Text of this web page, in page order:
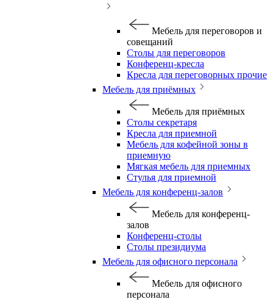
Мебель для переговоров и
совещаний
Столы для переговоров
Конференц-кресла
Кресла для переговорных прочие
Мебель для приёмных
Мебель для приёмных
Столы секретаря
Кресла для приемной
Мебель для кофейной зоны в
приемную
Мягкая мебель для приемных
Стулья для приемной
Мебель для конференц-залов
Мебель для конференц-
залов
Конференц-столы
Столы президиума
Мебель для офисного персонала
Мебель для офисного
персонала